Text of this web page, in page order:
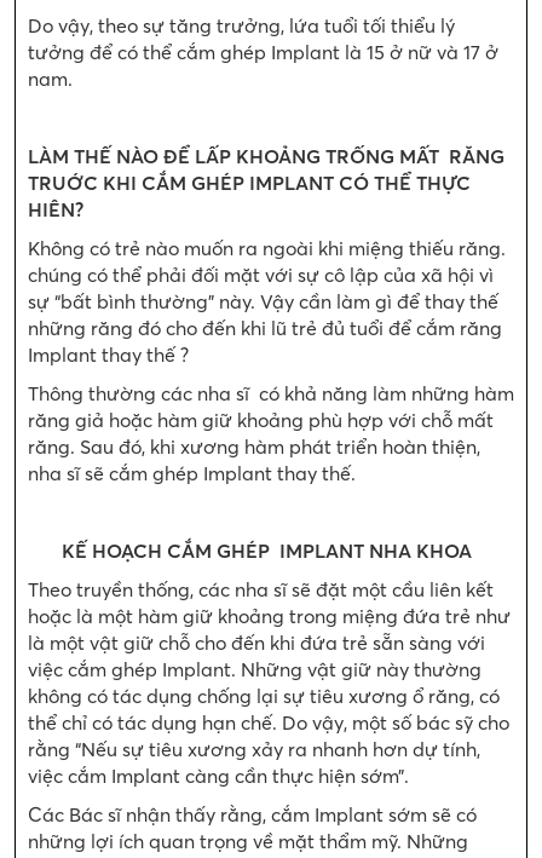
Do vậy, theo sự tăng trưởng, lứa tuổi tối thiểu lý
tưởng để có thể cắm ghép Implant là 15 ở nữ và 17 ở
nam.
LÀM THẾ NÀO ĐỂ LẤP KHOẢNG TRỐNG MẤT RĂNG
TRUỚC KHI CẮM GHÉP IMPLANT CÓ THỂ THỰC
HIÊN?
Không có trẻ nào muốn ra ngoài khi miệng thiếu răng.
chúng có thể phải đối mặt với sự cô lập của xã hội vì
sự “bất bình thường” này. Vậy cần làm gì để thay thế
những răng đó cho đến khi lũ trẻ đủ tuổi để cắm răng
Implant thay thế ?
Thông thường các nha sĩ có khả năng làm những hàm
răng giả hoặc hàm giữ khoảng phù hợp với chỗ mất
răng. Sau đó, khi xương hàm phát triển hoàn thiện,
nha sĩ sẽ cắm ghép Implant thay thế.
KẾ HOẠCH CẮM GHÉP IMPLANT NHA KHOA
Theo truyền thống, các nha sĩ sẽ đặt một cầu liên kết
hoặc là một hàm giữ khoảng trong miệng đứa trẻ như
là một vật giữ chỗ cho đến khi đứa trẻ sẵn sàng với
việc cắm ghép Implant. Những vật giữ này thường
không có tác dụng chống lại sự tiêu xương ổ răng, có
thể chỉ có tác dụng hạn chế. Do vậy, một số bác sỹ cho
rằng “Nếu sự tiêu xương xảy ra nhanh hơn dự tính,
việc cắm Implant càng cần thực hiện sớm”.
Các Bác sĩ nhận thấy rằng, cắm Implant sớm sẽ có
những lợi ích quan trọng về mặt thẩm mỹ. Những